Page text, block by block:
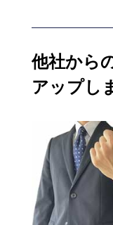
他社から
アップし